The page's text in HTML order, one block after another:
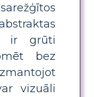
ir grūti
bez
vizuāli